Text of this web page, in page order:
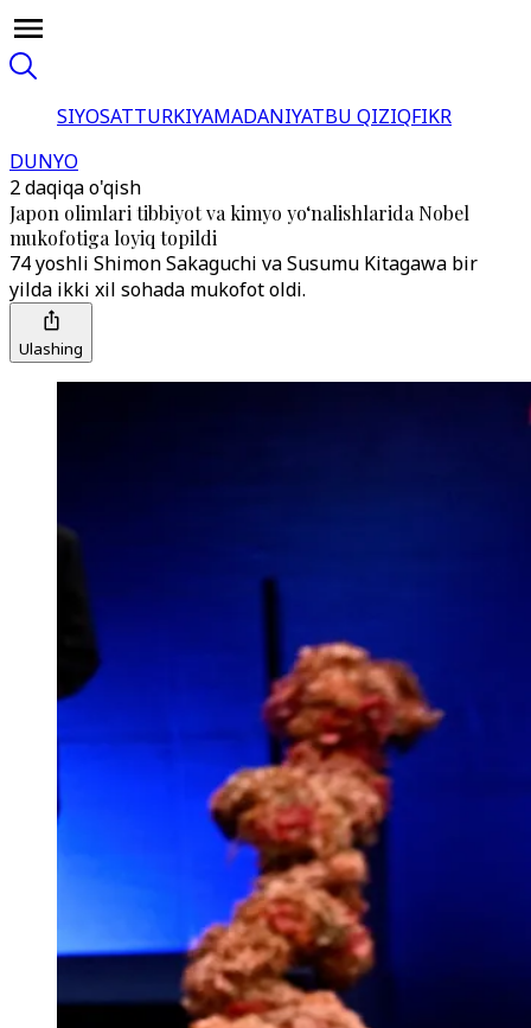
SIYOSATTURKIYAMADANIYATBU QIZIQFIKR
DUNYO
2 daqiqa o'qish
Japon olimlari tibbiyot va kimyo yo‘nalishlarida Nobel
mukofotiga loyiq topildi
74 yoshli Shimon Sakaguchi va Susumu Kitagawa bir
yilda ikki xil sohada mukofot oldi.
Ulashing